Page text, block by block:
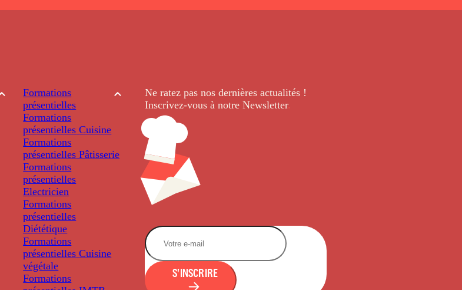
Formations
présentielles
Formations
présentielles Cuisine
Formations
présentielles Pâtisserie
Formations
présentielles
Electricien
Formations
présentielles
Diététique
Formations
présentielles Cuisine
végétale
Formations
Ne ratez pas nos dernièresactualités !
Inscrivez-vous à notre Newsletter.
S'INSCRIRE